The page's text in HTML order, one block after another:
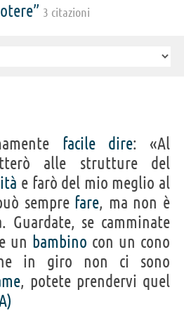
3 citazioni
facile dire: «Al
alle strutture del
e farò del mio meglio al
sempre fare, ma non è
Guardate, se camminate
un bambino con un cono
in giro non ci sono
, potete prendervi quel